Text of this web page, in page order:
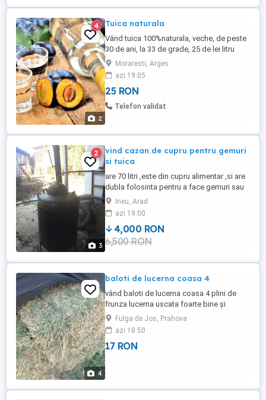
2
4 Tuica naturala
Vând tuica 100%naturala, veche, de peste
30 de ani, la 33 de grade, 25 de lei litru
.Accept orice proba Tuica noua 18 lei litru
la 32 de grade si palinca de gutui 55de
grade, 60 de lei litru .
Moraresti, Arges
azi 19:05
25 RON
Telefon validat
3
2
vind cazan de cupru pentru gemuri
si tuica
are 70 litri ,este din cupru alimentar ,si are
dubla folosinta pentru a face gemuri sau
dulceata si pentru a face tuica.
Ineu, Arad
azi 19:00
4,000 RON
6,500 RON
4
baloti de lucerna coasa 4
vând baloti de lucerna coasa 4 plini de
frunza lucerna uscata foarte bine și
neplouata preț 17 lei buc locație fulga
Prahova telef
Fulga de Jos, Prahova
azi 18:50
17 RON